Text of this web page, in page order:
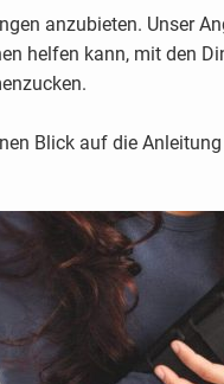
anzubieten. Unser
helfen kann, mit den
Blick auf die